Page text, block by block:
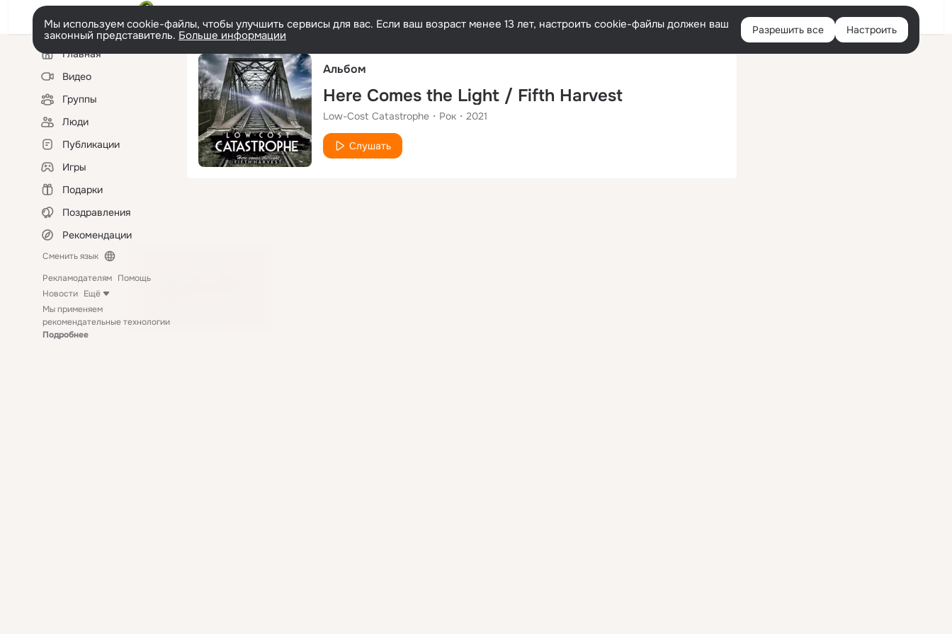
Русский Войти
Мы используем cookie-файлы, чтобы улучшить сервисы для вас. Если ваш возраст менее 13 лет, настроить cookie-файлы должен ваш
законный представитель. Больше информации Разрешить все Настроить
Левая
колонкаГлавная
Видео
Группы
Люди
Публикации
Игры
Подарки
Поздравления
Рекомендации
Сменить язык
Рекламодателям Помощь
Новости Ещё
Мы применяем
рекомендательные технологии
Подробнее
Альбом
Here Comes the Light / Fifth Harvest
Low-Cost Catastrophe Рок 2021
Слушать